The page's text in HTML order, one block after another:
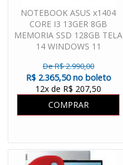
NOTEBOOK ASUS x1404
CORE I3 13GER 8GB
MEMORIA SSD 128GB TELA
14 WINDOWS 11
De R$ 2.990,00
R$ 2.365,50 no boleto
12x de R$ 207,50
COMPRAR